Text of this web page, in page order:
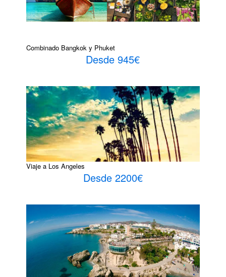
Combinado Bangkok y Phuket
Desde 945€
Viaje a Los Angeles
Desde 2200€